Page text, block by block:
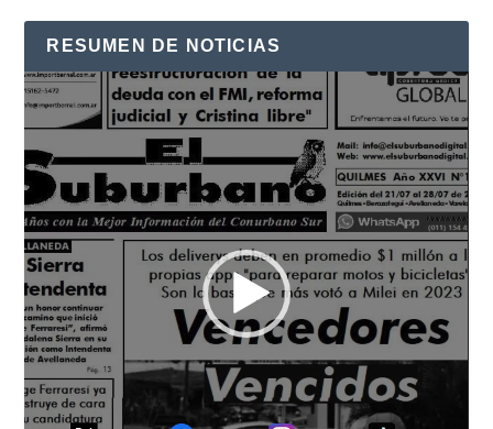
RESUMEN DE NOTICIAS
Reproductor
de
vídeo